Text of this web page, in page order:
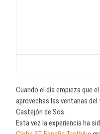
Cuando el día empieza que
aprovechas las ventanas
Castejón de Sos.
Esta vez la experiencia ha